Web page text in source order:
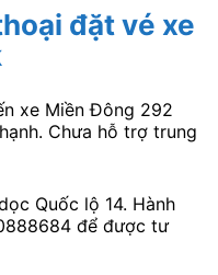
đặt vé xe
xe Miền Đông 292
Chưa hỗ trợ trung
Quốc lộ 14. Hành
để được tư